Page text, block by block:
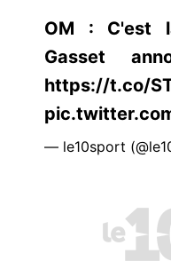
OM : C'est
Gasset
https://t.co/
— le10sport